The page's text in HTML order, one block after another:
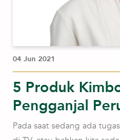
04 Jun 2021
5 Produk
Pengganjal
Malam
Pada saat sedang ada